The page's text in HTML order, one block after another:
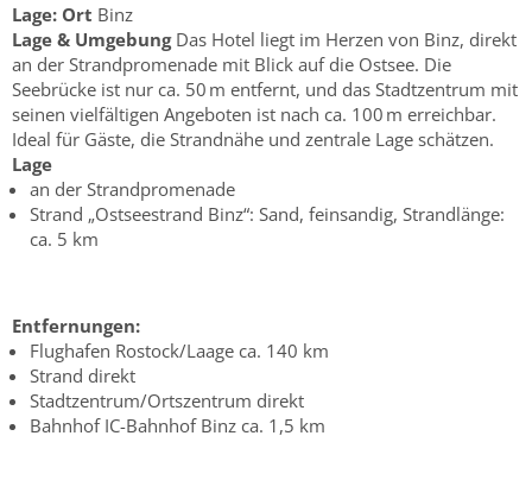
Lage: Ort Binz
Lage & UmgebungDas Hotel liegt im Herzen von Binz, direkt
an der Strandpromenade mit Blick auf die Ostsee. Die
Seebrücke ist nur ca. 50 m entfernt, und das Stadtzentrum mit
seinen vielfältigen Angeboten ist nach ca. 100 m erreichbar.
Ideal für Gäste, die Strandnähe und zentrale Lage schätzen.
Lage
an der Strandpromenade
Strand „Ostseestrand Binz“: Sand, feinsandig, Strandlänge:
ca. 5 km
Entfernungen:
Flughafen Rostock/Laage ca. 140 km
Strand direkt
Stadtzentrum/Ortszentrum direkt
Bahnhof IC-Bahnhof Binz ca. 1,5 km